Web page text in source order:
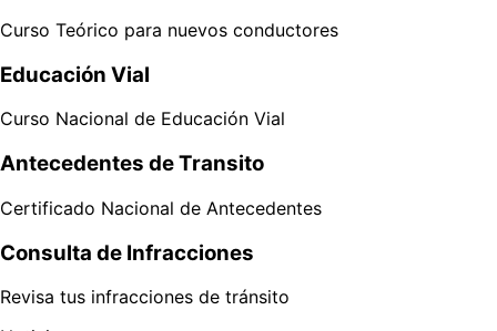
Curso Teórico para nuevos conductores
Educación Vial
Curso Nacional de Educación Vial
Antecedentes de Transito
Certificado Nacional de Antecedentes
Consulta de Infracciones
Revisa tus infracciones de tránsito